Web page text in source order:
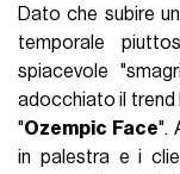
Dato che subire
temporale
spiacevole
adocchiato il trend
"Ozempic Face".
in palestra e i